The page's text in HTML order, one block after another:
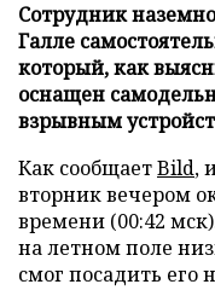
Сотрудник
Галле
который, как
оснащен
взрывным
Как сообщаетBild,
вторник вечером
времени (00:42
на летном поле
смог посадить его